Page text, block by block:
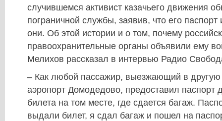
случившемся активист казачьего движения
пограничной службы, заявив, что его
они. Об этой истории и о том, почему
правоохранительные органы объявили ему
Мелихов рассказал в интервью Радио
– Как любой пассажир, выезжающий в другую
аэропорт Домодедово, предоставил паспорт
билета на том месте, где сдается багаж.
выдали билет, я сдал багаж и пошел на